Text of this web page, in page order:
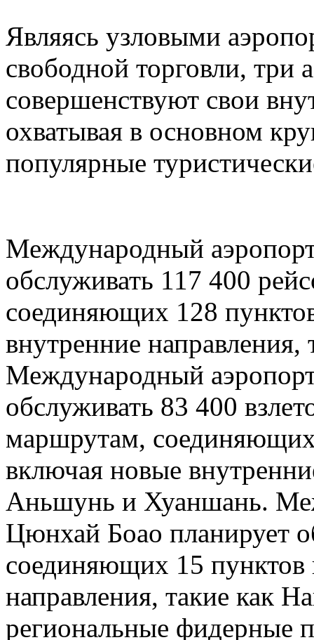
Являясь узловыми
свободной торговли, три
совершенствуют свои
охватывая в основном
популярные
Международный
обслуживать 117 400
соединяющих 128
внутренние
Международный
обслуживать 83 400
маршрутам, соединяющих
включая новые
Аньшунь и Хуаншань.
Цюнхай Боао планирует
соединяющих 15 пунктов
направления, такие как
региональные фидерные